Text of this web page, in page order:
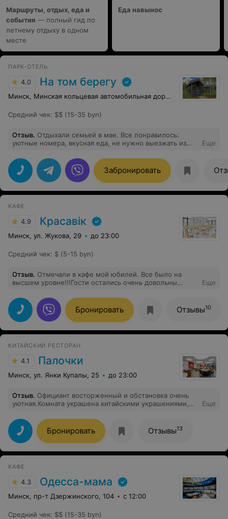
Маршруты, отдых, еда и
события — полный гид по
летнему отдыху в одном
месте
Еда навынос
ПАРК-ОТЕЛЬ
4.0 На том берегу
Минск, Минская кольцевая автомобильная дорога, 286
Средний чек: $$ (15-35 byn)
Отзыв. Отдыхали семьей в мае. Все понравилось:
уютные номера, вкусная еда, не нужно выезжать из
для идеального отдыха?!
Еще
Забронировать
КАФЕ
4.9 Красавiк
Минск, ул. Жукова, 29 до 23:00
Средний чек: $ (5-15 byn)
Отзыв. Отмечали в кафе мой юбилей. Все было на
высшем уровне!!!Гости остались очень довольны
домашнему. Обслуживание было отличное,
понравился персонал, очень приятные девушки
администраторы и официанты. Зал очень просторный,
и для танцев, и для того чтобы просто посидеть на
удобных диванчиках во время музыкальной паузы.
понравилось, хочется вернуться !!!
Еще
Бронировать Отзывы10
КИТАЙСКИЙ РЕСТОРАН
4.1 Палочки
Минск, ул. Янки Купалы, 25 до 23:00
Отзыв. Официант восторженный и обстановка очень
уютная.Комната украшена китайскими украшениями,
чай.Жареная свиная грудинка настолько вкусная, что
она хорошо сочетается с виски, а китайский
кукурузный сок имеет сладкий вкус, который очень
нравится детям. придет снова.
Еще
Бронировать Отзывы13
КАФЕ
4.3 Одесса-мама
Минск, пр-т Дзержинского, 104 с 12:00
Средний чек: $$ (15-35 byn)